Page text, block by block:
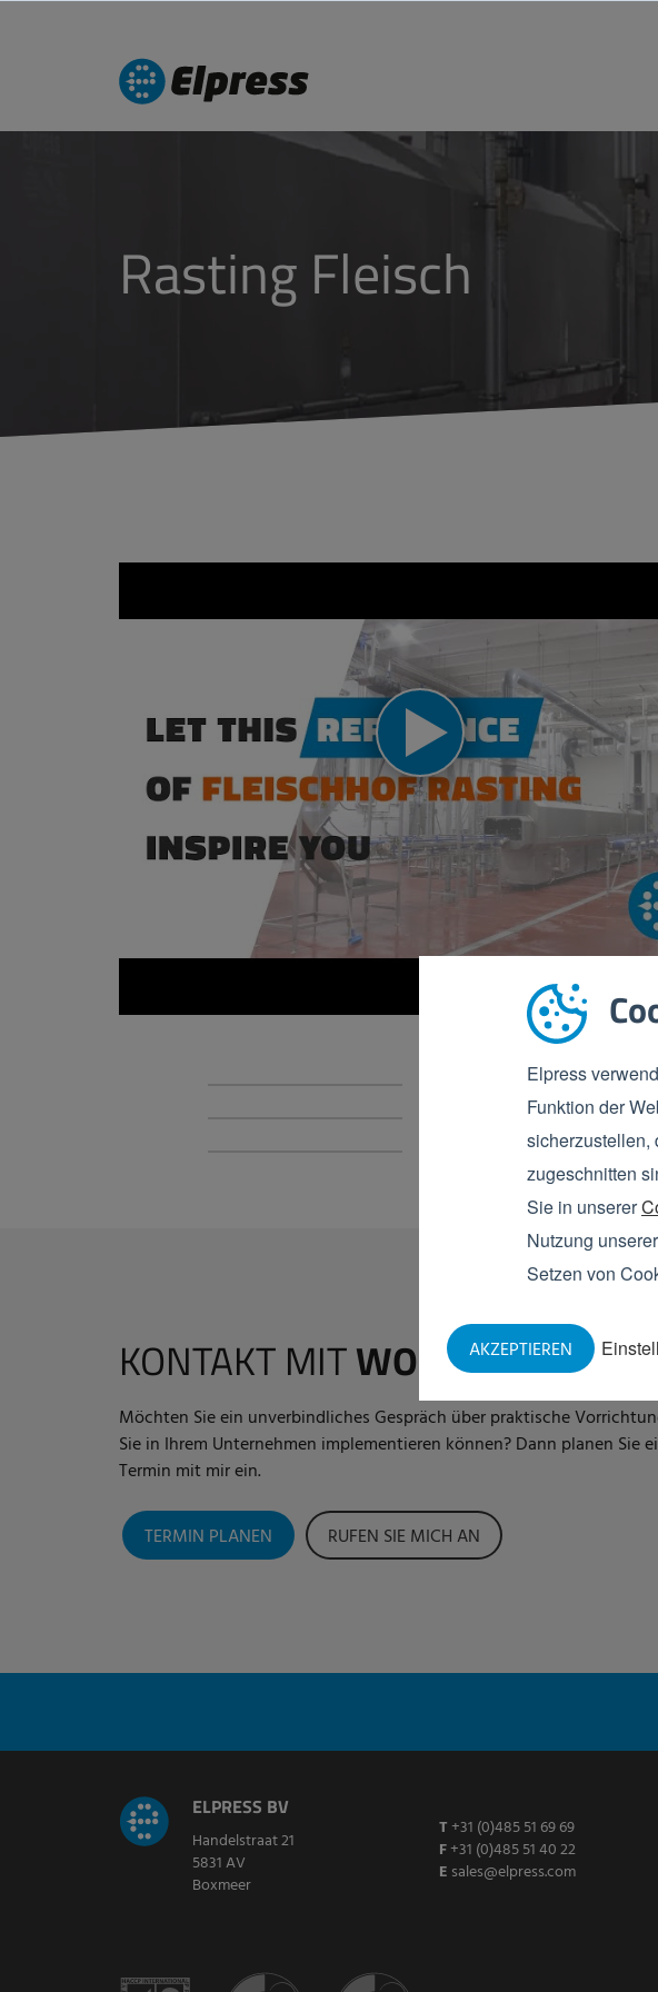
Elpress
Funktion der
sicherzustellen,
zugeschnitten
Sie in unserer
Nutzung
Setzen von
AKZEPTIEREN
Rasting Fleisch
KONTAKT MITWOUT
Möchten Sie ein unverbindliches Gespräch über praktische
Sie in Ihrem Unternehmen implementieren können? Dann planen Sie
Termin mit mir ein.
TERMIN PLANEN RUFEN SIE MICH AN
ELPRESS BV
Handelstraat 21
5831 AV
Boxmeer
T +31 (0)485 51 69 69
F+31 (0)485 51 40 22
E sales@elpress.com